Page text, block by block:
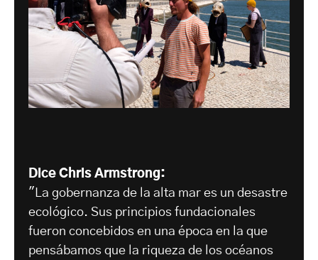
Dice Chris Armstrong:
"La gobernanza de la alta mar es un desastre
ecológico. Sus principios fundacionales
fueron concebidos en una época en la que
pensábamos que la riqueza de los océanos